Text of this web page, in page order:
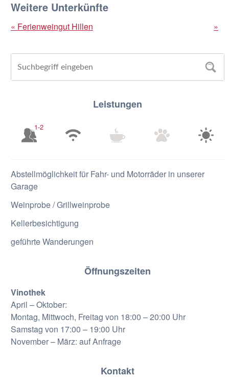
Weitere Unterkünfte
« Ferienweingut Hillen »
Leistungen
1-2
Abstellmöglichkeit für Fahr- und Motorräder in unserer
Garage
Weinprobe / Grillweinprobe
Kellerbesichtigung
geführte Wanderungen
Öffnungszeiten
Vinothek
April – Oktober:
Montag, Mittwoch, Freitag von 18:00 – 20:00 Uhr
Samstag von 17:00 – 19:00 Uhr
November – März: auf Anfrage
Kontakt